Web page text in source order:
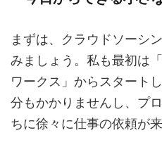
まずは、クラウドソーシ
みましょう。私も最初は
ワークス」からスタート
分もかかりませんし、プ
ちに徐々に仕事の依頼が来